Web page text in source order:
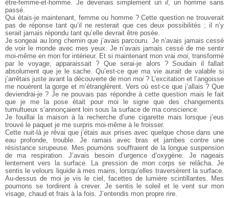
être-femme-et-homme. Je devenais simplement un il, un homme sans
passé.
Qui étais-je maintenant, femme ou homme ? Cette question ne trouverait
pas de réponse tant qu’il ne resterait que ces deux possibilités ; il n’y
serait jamais répondu tant qu’elle devrait être posée.
Je songeai au long chemin que j’avais parcouru. Je n’avais jamais cessé
de voir le monde avec mes yeux. Je n’avais jamais cessé de me sentir
moi-même en mon for intérieur. Et si maintenant mon vrai moi, transformé
par le voyage, apparaissait ? Que serai-je alors ? Soudain il fallait
absolument que je le sache. Qu’est-ce que ma vie aurait de valable si
j’arrêtais juste avant la découverte de mon moi ? L’excitation et l’angoisse
me nouèrent la gorge et m’étranglèrent. Vers où est-ce que j’allais ? Que
deviendrai-je ? Je ne pouvais pas répondre à cette question mais le fait
que je me la pose était pour moi le signe que des changements
tumultueux s’annonçaient loin sous la surface de ma conscience.
Je fouillai la maison à la recherche d’une cigarette mais lorsque j’eus
trouvé le paquet je me surpris moi-même à le froisser.
Cette nuit-là je rêvai que j’étais aux prises avec quelque chose dans une
eau profonde, trouble. Je ramais avec bras et jambes contre une
résistance sirupeuse. Mes poumons souffraient de la longue suspension
de ma respiration. J’avais besoin d’urgence d’oxygène. Je nageais
lentement vers la surface. La pression de mon corps se relâcha. Je
sentis le velours liquide à mes mains, lorsqu’elles traversèrent la surface.
Au-dessus de moi je vis le ciel, facettes de lumière scintillantes. Mes
poumons se tordirent à crever. Je sentis le soleil et le vent sur mon
visage, chaud et frais à la fois. J’entendis mon propre rire.